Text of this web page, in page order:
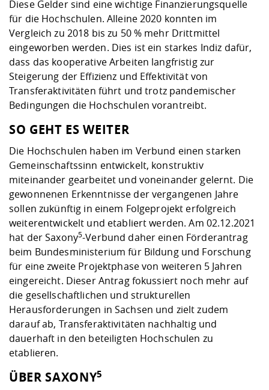
Diese Gelder sind eine wichtige Finanzierungsquelle
für die Hochschulen. Alleine 2020 konnten im
Vergleich zu 2018 bis zu 50 % mehr Drittmittel
eingeworben werden. Dies ist ein starkes Indiz dafür,
dass das kooperative Arbeiten langfristig zur
Steigerung der Effizienz und Effektivität von
Transferaktivitäten führt und trotz pandemischer
Bedingungen die Hochschulen vorantreibt.
SO GEHT ES WEITER
Die Hochschulen haben im Verbund einen starken
Gemeinschaftssinn entwickelt, konstruktiv
miteinander gearbeitet und voneinander gelernt. Die
gewonnenen Erkenntnisse der vergangenen Jahre
sollen zukünftig in einem Folgeprojekt erfolgreich
weiterentwickelt und etabliert werden. Am 02.12.2021
hat der Saxony5-Verbund daher einen Förderantrag
beim Bundesministerium für Bildung und Forschung
für eine zweite Projektphase von weiteren 5 Jahren
eingereicht. Dieser Antrag fokussiert noch mehr auf
die gesellschaftlichen und strukturellen
Herausforderungen in Sachsen und zielt zudem
darauf ab, Transferaktivitäten nachhaltig und
dauerhaft in den beteiligten Hochschulen zu
etablieren.
ÜBER SAXONY5